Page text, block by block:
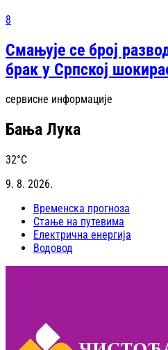
8
Смањује се број
брак у Српској
сервисне информације
Бања Лука
32°C
9. 8. 2026.
Временска прогноза
Стање на путевима
Електрична енергија
Водовод